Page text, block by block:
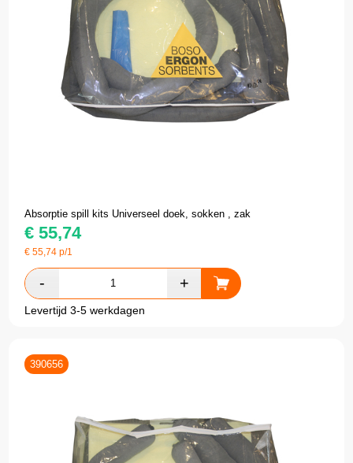
Absorptie spill kits Universeel doek, sokken , zak
€ 55,74
€55,74 p/1
Levertijd 3-5 werkdagen
390656